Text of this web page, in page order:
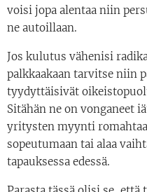
voisi jopa alentaa niin
ne autoillaan.
Jos kulutus vähenisi
palkkaakaan tarvitse niin
tyydyttäisivät
Sitähän ne on vonganeet
yritysten myynti
sopeutumaan tai alaa
tapauksessa edessä.